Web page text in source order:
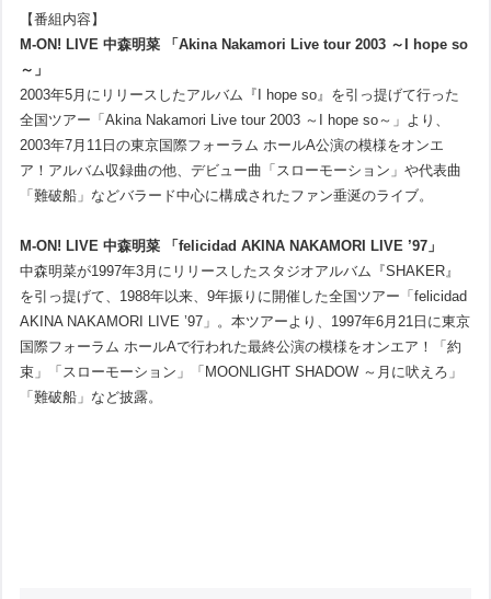
【番組内容】
M-ON! LIVE 中森明菜 「Akina Nakamori Live tour 2003 ～I hope so
～」
2003年5月にリリースしたアルバム『I hope so』を引っ提げて行った
全国ツアー「Akina Nakamori Live tour 2003 ～I hope so～」より、
2003年7月11日の東京国際フォーラム ホールA公演の模様をオンエ
ア！アルバム収録曲の他、デビュー曲「スローモーション」や代表曲
「難破船」などバラード中心に構成されたファン垂涎のライブ。
M-ON! LIVE 中森明菜 「felicidad AKINA NAKAMORI LIVE ’97」
中森明菜が1997年3月にリリースしたスタジオアルバム『SHAKER』
を引っ提げて、1988年以来、9年振りに開催した全国ツアー「felicidad
AKINA NAKAMORI LIVE ’97」。本ツアーより、1997年6月21日に東京
国際フォーラム ホールAで行われた最終公演の模様をオンエア！「約
束」「スローモーション」「MOONLIGHT SHADOW ～月に吠えろ」
「難破船」など披露。